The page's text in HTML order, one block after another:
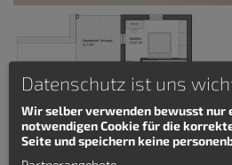
Datenschutz ist uns
Wir selber verwenden bewusst nur
notwendigen Cookie für die
Seite und speichern keine